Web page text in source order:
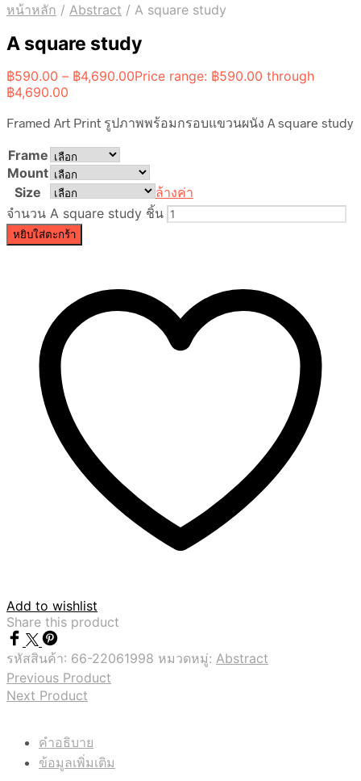
หน้าหลัก / Abstract / A square study
A square study
฿590.00 – ฿4,690.00Price range: ฿590.00 through
฿4,690.00
Framed Art Print รูปภาพพร้อมกรอบแขวนผนัง A square study
Frame
Mount
Size
ล้างค่า
จำนวน A square study ชิ้น
หยิบใส่ตะกร้า
Add to wishlist
Share this product
รหัสสินค้า: 66-22061998 หมวดหมู่: Abstract
Previous Product
Next Product
คำอธิบาย
ข้อมูลเพิ่มเติม